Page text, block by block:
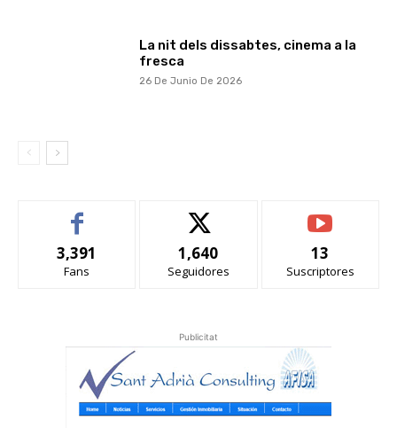
La nit dels dissabtes, cinema a la
fresca
26 De Junio De 2026
3,391
Fans
1,640
Seguidores
13
Suscriptores
Publicitat